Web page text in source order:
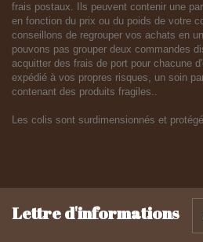
frais postaux. Ils peuvent contenir une
en fonction du prix ou du poids de votre
conseillons de regrouper vos achats en
pouvons pas grouper deux commandes
acquitter des frais de port pour chacune
expédié à vos propres risques, un soin
contenant des produits fragiles..
Les colis sont surdimensionnés et
Lettre d'informations